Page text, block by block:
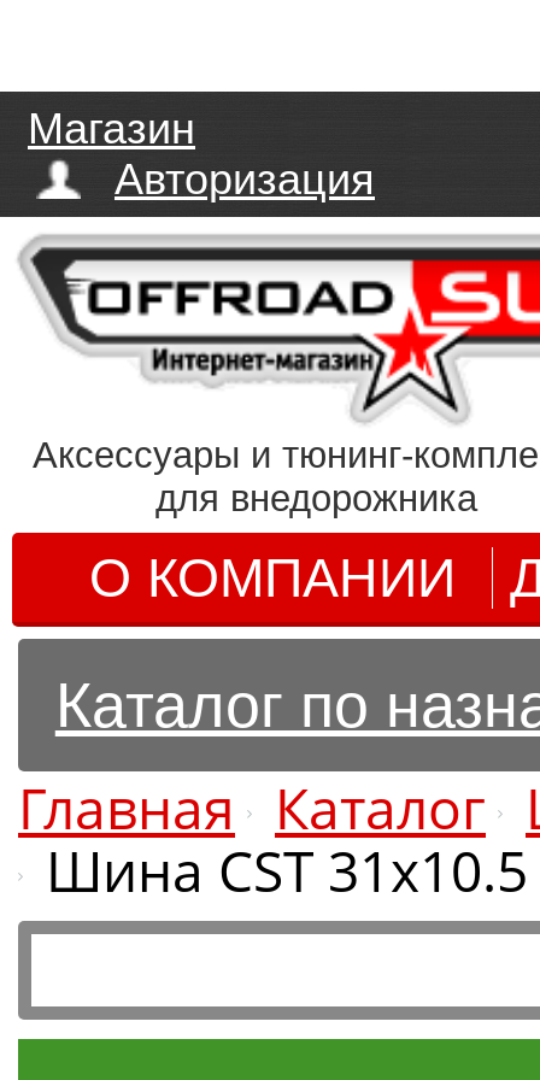
Магазин
Авторизация
Аксессуары и тюнинг-
для внедорожника
О КОМПАНИИ
Каталог по
Главная Каталог
Шина CST